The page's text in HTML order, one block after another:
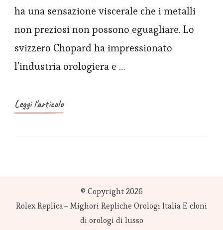
41
mm
in
ha una sensazione viscerale che i metalli
non preziosi non possono eguagliare. Lo
svizzero Chopard ha impressionato
l’industria orologiera e …
Leggi l'articolo
© Copyright 2026
Rolex Replica– Migliori Repliche Orologi Italia E cloni
di orologi di lusso